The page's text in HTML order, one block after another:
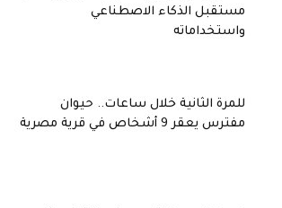
مستقبل الذكاء الاصطناعي
واستخداماته
للمرة الثانية خلال ساعات.. حيوان
مفترس يعقر 9 أشخاص في قرية مصرية